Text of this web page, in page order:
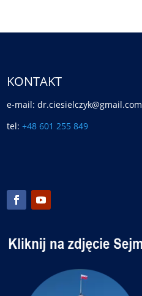
KONTAKT
e-mail: dr.ciesielczyk@gmail.com
tel:+48 601 255 849